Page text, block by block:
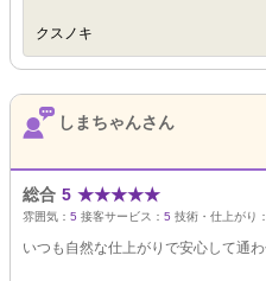
クスノキ
しまちゃんさん
総合 5 ★★★★★
雰囲気： 5 接客サービス： 5 技術・仕上がり：
いつも自然な仕上がりで安心して通